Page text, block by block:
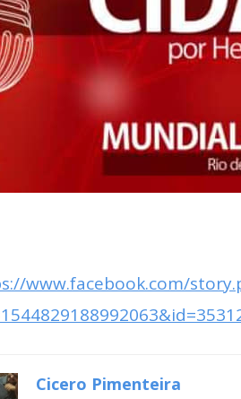
www.facebook.com/
Cicero Pimenteira